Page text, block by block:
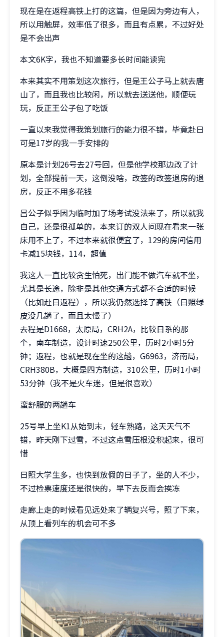
现在是在返程高铁上打的这篇，但是因为旁边有人，
所以用触屏，效率低了很多，而且有点累，不过好处
是不会出声
本文6K字，我也不知道要多长时间能读完
本来其实不用策划这次旅行，但是王公子马上就去唐
山了，而且我也比较闲，所以就去送送他，顺便玩
玩，反正王公子包了吃饭
一直以来我觉得我策划旅行的能力很不错，毕竟赴日
可是17岁的我一手安排的
原本是计划26号去27号回，但是他学校那边改了计
划，全部提前一天，这倒没啥，改签的改签退房的退
房，反正不用多花钱
吕公子似乎因为临时加了场考试没法来了，所以就我
自己，还是很孤单的，本来订的双人间现在看来一张
床用不上了，不过本来就很便宜了，129的房间信用
卡减15块钱，114，超值
我这人一直比较贪生怕死，出门能不做汽车就不坐，
尤其是长途，除非是其他交通方式都不合适的时候
（比如赴日返程），所以我仍然选择了高铁（日照绿
皮没几趟了，而且太慢了）
去程是D1668，太原局，CRH2A，比较日系的那
个，南车制造，设计时速250公里，历时2小时5分
钟；返程，也就是现在坐的这趟，G6963，济南局，
CRH380B，大概是四方制造，310公里，历时1小时
53分钟（我不是火车迷，但是很喜欢）
蛮舒服的两趟车
25号早上坐K1从始到末，轻车熟路，这天天气不
错，昨天刚下过雪，不过这点雪压根没积起来，很可
惜
日照大学生多，也快到放假的日子了，坐的人不少，
不过检票速度还是很快的，早下去反而会挨冻
走廊上走的时候看见远处来了辆复兴号，照了下来，
从顶上看列车的机会可不多